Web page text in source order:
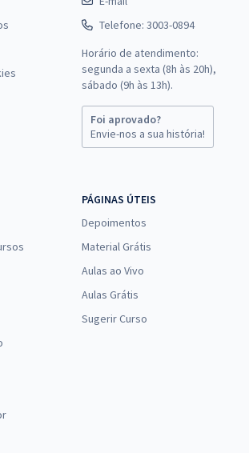
Telefone: 3003-0894
Horário de atendimento:
segunda a sexta (8h às 20h),
sábado (9h às 13h).
Foi aprovado?
Envie-nos a sua história!
PÁGINAS ÚTEIS
Depoimentos
Material Grátis
Aulas ao Vivo
Aulas Grátis
Sugerir Curso